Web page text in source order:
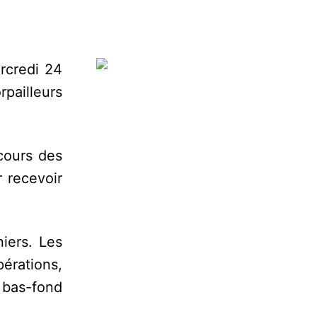
24
des
recevoir
Les
fond